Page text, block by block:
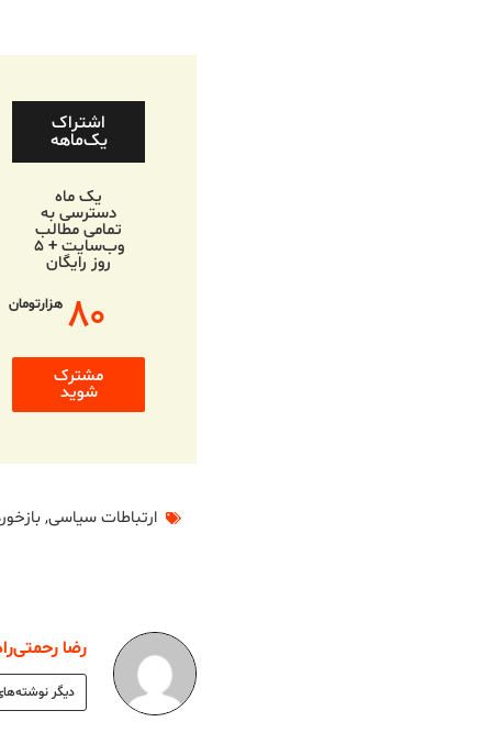
اشتراک
یک‌ماهه
یک ماه
دسترسی به
تمامی مطالب
وب‌سایت + ۵
روز رایگان
۸۰ هزارتومان
مشترک
شوید
ارتباطات سیاسی,
رضا
دیگر